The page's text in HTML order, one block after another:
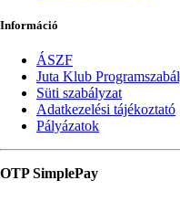
Információ
ÁSZF
Juta Klub
Süti szabályzat
Adatkezelési tájékoztató
Pályázatok
OTP SimplePay